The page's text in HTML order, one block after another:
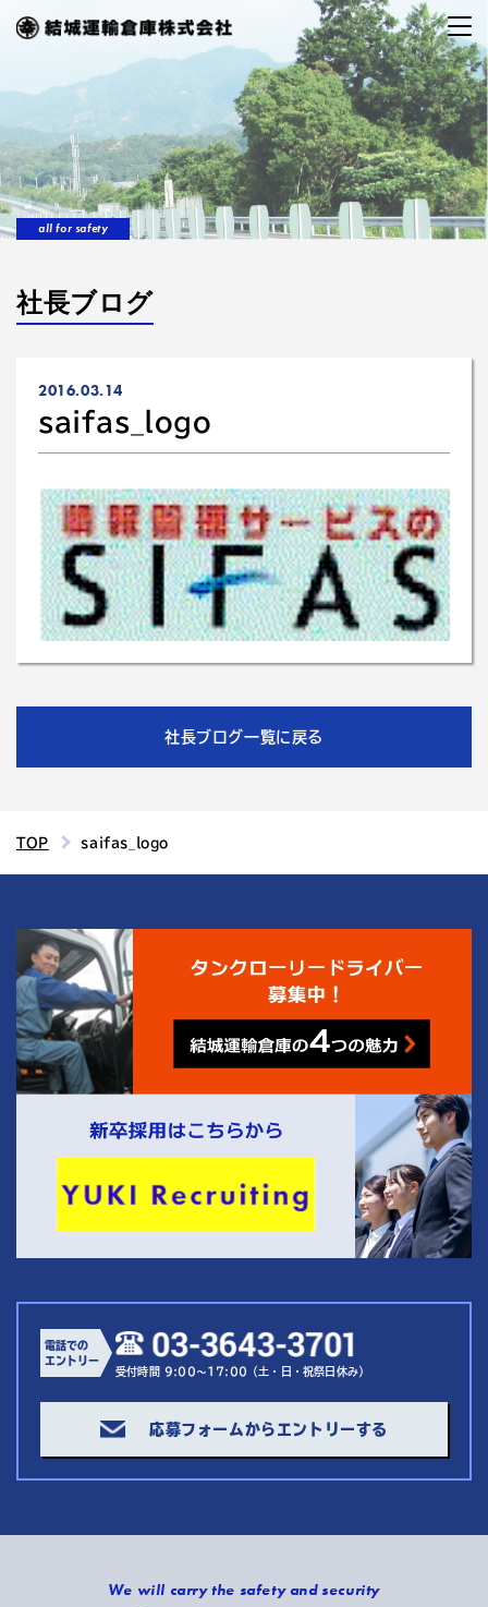
all for safety
社長ブログ
2016.03.14
saifas_logo
社長ブログ一覧に戻る
TOP saifas_logo
結城運輸倉庫の 4
電話での
エントリー
受付時間 9:00～17:00（土・日・祝祭日休み）
応募フォームからエントリーする
We will carry the safety and security